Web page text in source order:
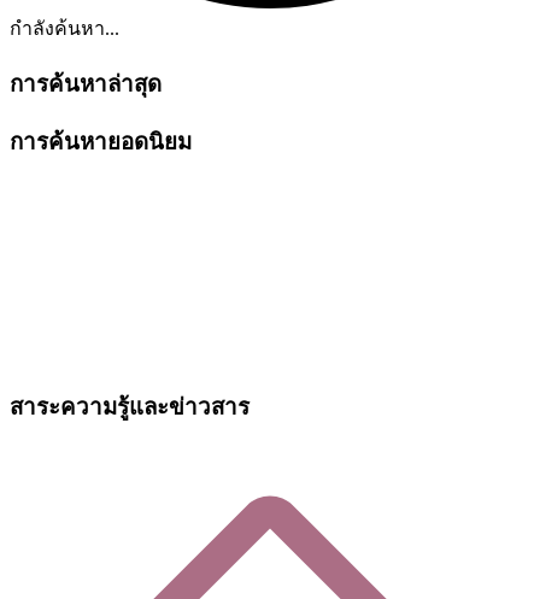
กำลังค้นหา...
การค้นหาล่าสุด
การค้นหายอดนิยม
สาระความรู้และข่าวสาร